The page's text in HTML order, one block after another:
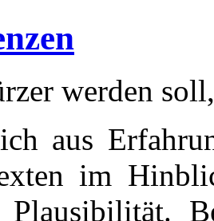
werden
aus
im
Plausibilität.